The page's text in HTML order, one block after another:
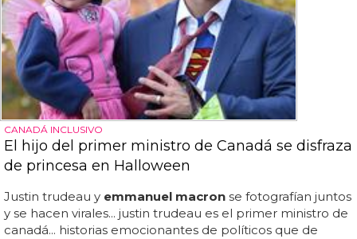
CANADÁ INCLUSIVO
El hijo del primer ministro de Canadá se disfraza
de princesa en Halloween
Justin trudeau y emmanuel macron se fotografían juntos
y se hacen virales... justin trudeau es el primer ministro de
canadá... historias emocionantes de políticos que de